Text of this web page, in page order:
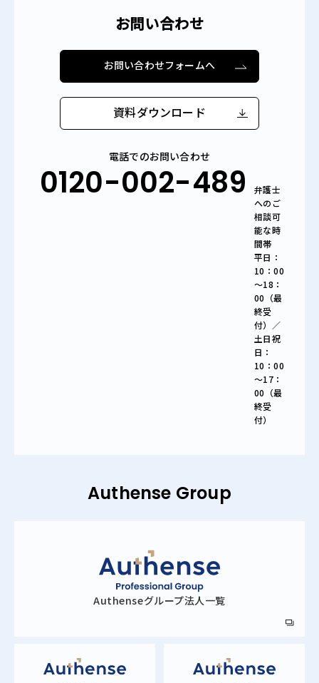
お問い合わせ
お問い合わせフォームへ
資料ダウンロード
電話でのお問い合わせ
0120-002-489
弁護士
へのご
相談可
能な時
間帯
平日：
10：00
～18：
00（最
終受
付）／
土日祝
日：
10：00
～17：
00（最
終受
付）
Authense Group
Authenseグループ法人一覧